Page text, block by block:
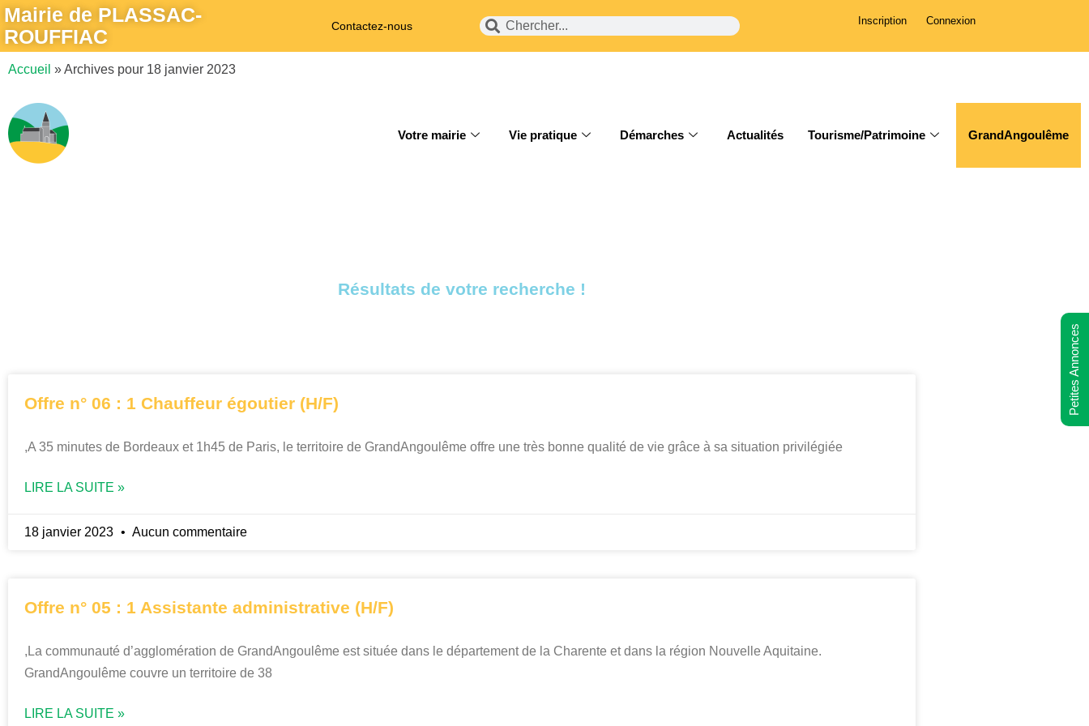
Mairie de PLASSAC-
ROUFFIAC
Contactez-nous Inscription Connexion
Accueil »Archives pour 18 janvier 2023
Votre mairie Vie pratique Démarches Actualités Tourisme/Patrimoine GrandAngoulême
Résultats de votre recherche !
Offre n° 06 : 1 Chauffeur égoutier (H/F)
,A 35 minutes de Bordeaux et 1h45 de Paris, le territoire de GrandAngoulême offre une très bonne qualité de vie grâce à sa situation privilégiée
LIRE LA SUITE »
18 janvier 2023 Aucun commentaire
Offre n° 05 : 1 Assistante administrative (H/F)
,La communauté d’agglomération de GrandAngoulême est située dans le département de la Charente et dans la région Nouvelle Aquitaine.
GrandAngoulême couvre un territoire de 38
LIRE LA SUITE »
Petites Annonces